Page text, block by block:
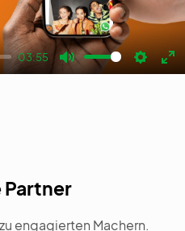
03:55
Mute
Partner
engagierten Machern.